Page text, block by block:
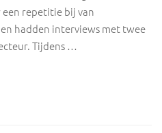
repetitie bij van
hadden interviews met twee
Tijdens …